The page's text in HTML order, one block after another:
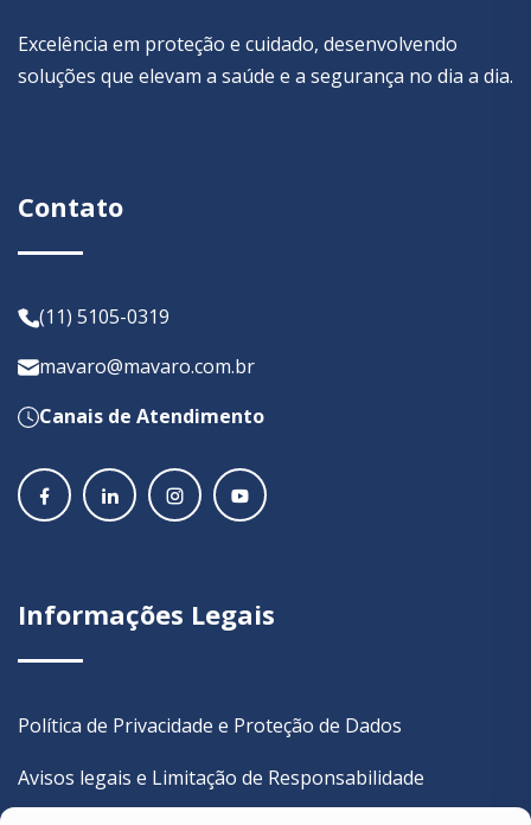
Excelência em proteção e cuidado, desenvolvendo
soluções que elevam a saúde e a segurança no dia a dia.
Contato
(11) 5105-0319
mavaro@mavaro.com.br
Canais de Atendimento
Informações Legais
Política de Privacidade e Proteção de Dados
Avisos legais e Limitação de Responsabilidade